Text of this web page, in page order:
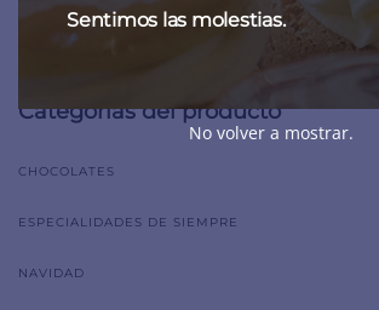
Categorías del producto
CHOCOLATES
ESPECIALIDADES DE SIEMPRE
NAVIDAD
Sentimos las molestias.
No volver a mostrar.